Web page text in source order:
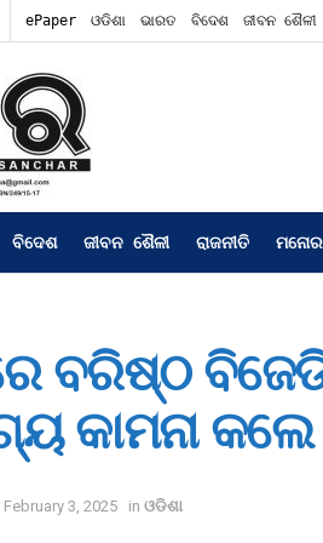
ePaper ଓଡିଶା ଭାରତ ବିଦେଶ ଜୀବନ ଶୈଳୀ
ବିଦେଶ ଜୀବନ ଶୈଳୀ ରାଜନୀତି
ବରିଷ୍ଠ ବିଜେଡି
କାମନା କଲେ
February 3, 2025 in ଓଡିଶା